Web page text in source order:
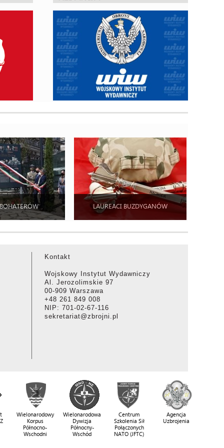
LAUREACI BUZDYGANÓW
Kontakt
Wojskowy Instytut Wydawniczy
Al. Jerozolimskie 97
00-909 Warszawa
+48 261 849 008
NIP: 701-02-67-116
sekretariat@zbrojni.pl
Wielonarodowy
Korpus
Północno-
Wschodni
Wielonarodowa
Dywizja
Północny-
Wschód
Centrum
Szkolenia Sił
Połączonych
NATO (JFTC)
Agencja
Uzbrojenia